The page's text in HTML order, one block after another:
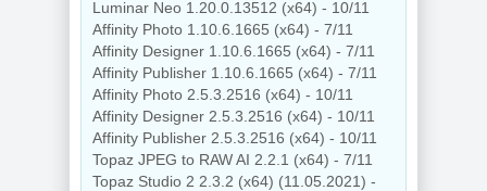
Luminar Neo 1.20.0.13512 (x64) - 10/11
Affinity Photo 1.10.6.1665 (x64) - 7/11
Affinity Designer 1.10.6.1665 (x64) - 7/11
Affinity Publisher 1.10.6.1665 (x64) - 7/11
Affinity Photo 2.5.3.2516 (x64) - 10/11
Affinity Designer 2.5.3.2516 (x64) - 10/11
Affinity Publisher 2.5.3.2516 (x64) - 10/11
Topaz JPEG to RAW AI 2.2.1 (x64) - 7/11
Topaz Studio 2 2.3.2 (x64) (11.05.2021) -